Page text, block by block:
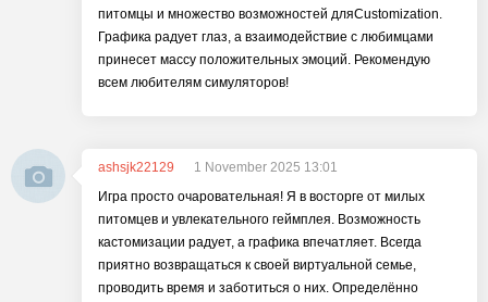
питомцы и множество возможностей дляCustomization.
Графика радует глаз, а взаимодействие с любимцами
принесет массу положительных эмоций. Рекомендую
всем любителям симуляторов!
ashsjk22129
1 November 2025 13:01
Игра просто очаровательная! Я в восторге от милых
питомцев и увлекательного геймплея. Возможность
кастомизации радует, а графика впечатляет. Всегда
приятно возвращаться к своей виртуальной семье,
проводить время и заботиться о них. Определённо